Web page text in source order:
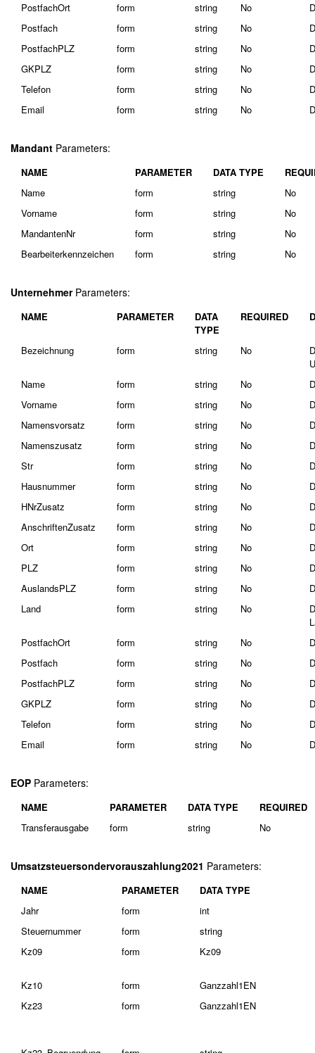
PostfachOrt
form string No
Postfach
form string No
PostfachPLZ
form string No
GKPLZ
form string No
Telefon
form string No
Email
form string No
Mandant Parameters:
NAME PARAMETER DATA TYPE
Name
form string
No
Vorname
form string
No
MandantenNr
form string
No
Bearbeiterkennzeichen
form string No
UnternehmerParameters:
NAME PARAMETER
DATA
TYPE
REQUIRED
Bezeichnung form string No
Name
form string No
Vorname
form string No
Namensvorsatz
form string No
Namenszusatz
form string No
Str
form string No
Hausnummer
form string No
HNrZusatz
form string No
AnschriftenZusatz
form string No
Ort
form string No
PLZ
form string No
AuslandsPLZ
form string No
Land
form string No
PostfachOrt
form string No
Postfach
form string No
PostfachPLZ
form string No
GKPLZ
form string No
Telefon
form string No
Email
form string No
EOP Parameters:
NAME PARAMETER DATA TYPE
REQUIRED
Transferausgabe
form string No
Umsatzsteuersondervorauszahlung2021 Parameters:
NAME PARAMETER
DATA TYPE
Jahr
form
int
Steuernummer
form
string
Kz09
form Kz09
Kz10 form
Ganzzahl1EN
Kz23
form Ganzzahl1EN